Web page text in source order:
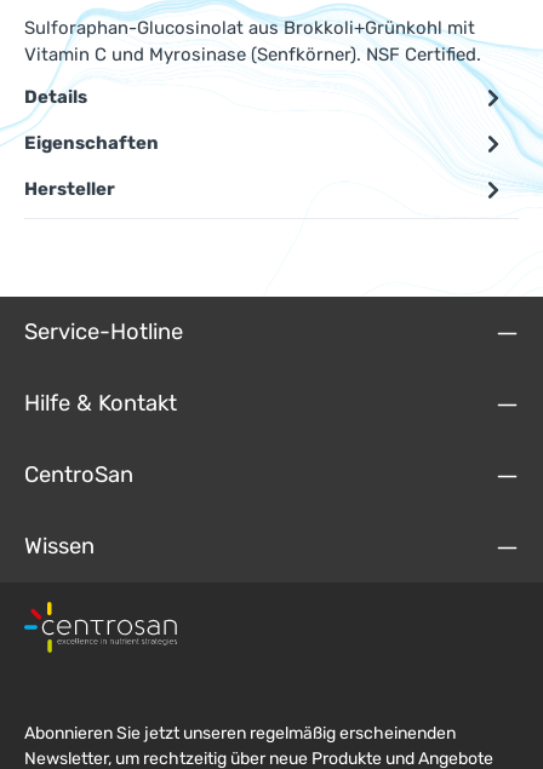
Sulforaphan-Glucosinolat aus Brokkoli+Grünkohl mit
Vitamin C und Myrosinase (Senfkörner). NSF Certified.
Details
Eigenschaften
Hersteller
Service-Hotline
Hilfe & Kontakt
CentroSan
Wissen
Abonnieren Sie jetzt unseren regelmäßig erscheinenden
Newsletter, um rechtzeitig über neue Produkte und Angebote